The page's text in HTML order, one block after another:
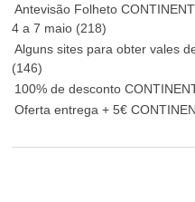
Antevisão Folheto
4 a 7 maio (218)
Alguns sites para obter vales
(146)
100% de desconto
Oferta entrega + 5€